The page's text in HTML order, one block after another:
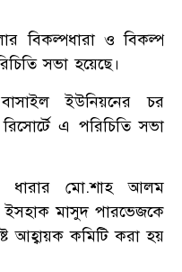
বিকল্পধারা ও বিকল্প
সভা হয়েছে।
ইউনিয়নের চর
এ পরিচিতি সভা
ধারার মো.শাহ আলম
মাসুদ পারভেজকে
আহ্বায়ক কমিটি করা হয়